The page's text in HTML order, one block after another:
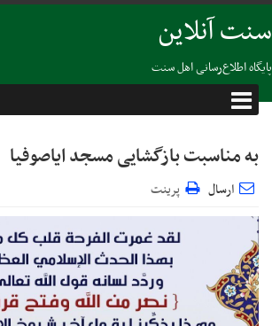
سنت آنلاین
پایگاه اطلاع‌رسانی اهل سنت
به مناسبت بازگشایی مسجد ایاصوفیا
ارسال پرینت